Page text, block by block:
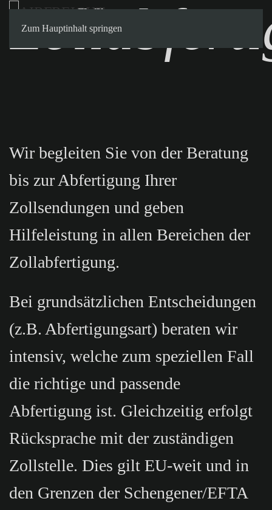
Zum Hauptinhalt springen
Wir begleiten Sie von der Beratung
bis zur Abfertigung Ihrer
Zollsendungen und geben
Hilfeleistung in allen Bereichen der
Zollabfertigung.
Bei grundsätzlichen Entscheidungen
(z.B. Abfertigungsart) beraten wir
intensiv, welche zum speziellen Fall
die richtige und passende
Abfertigung ist. Gleichzeitig erfolgt
Rücksprache mit der zuständigen
Zollstelle. Dies gilt EU-weit und in
den Grenzen der Schengener/EFTA